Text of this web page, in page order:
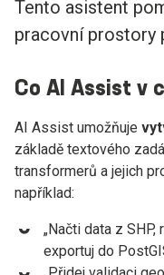
Tento asistent
pracovní prostory
Co AI Assist v
AI Assist umožňuje
základě textového
transformerů a jejich
například:
„Načti data z SHP,
exportuj do